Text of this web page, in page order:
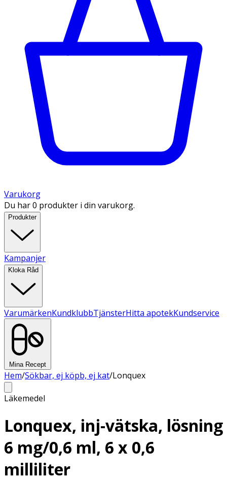
Varukorg
Du har 0 produkter i din varukorg.
Produkter
Kampanjer
Kloka Råd
VarumärkenKundklubbTjänsterHitta apotekKundservice
Mina Recept
Hem/Sökbar, ej köpb, ej kat/Lonquex
Läkemedel
Lonquex, inj-vätska, lösning
6 mg/0,6 ml, 6 x 0,6
milliliter